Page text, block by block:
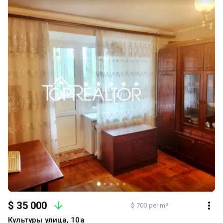
поверх-три окремі спальні, сан. вузол із душовою кабіною,
окрема пральна кімната. Квартира обладнана автономним
підігрівом (підлога, стіни) та охолодження (стіни) на базі
електричного теплонасосу, охоронною та пожежною
сигналізацією. У будинку своя котельня, підземний та наземний
паркінг, відеоспостереження, цілодобова охорона. Закрите
подвір'я з дитячим майданчиком. У пішій доступності парк
Горького та Саржин яр, м. Ботанічний сад, зупинки наземного
транспорту, школа, садок, магазини, ресторани, спортзали –
все, що необхідно для комфортного проживання. Площа 162 м.
кв. Вартість 315000 у.о. Реальному покупцю торг! Окремо можна
придбати паркомісця!Працюємо з державними програмами.
$ 35 000 $ 700 per m²
Культуры улица, 10а